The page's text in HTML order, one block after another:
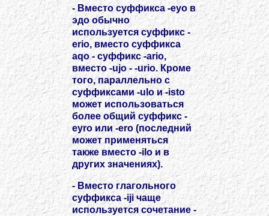
- Вместо суффикса -eyo в
эдо обычно
используется суффикс -
erio, вместо суффикса
aqo - суффикс -ario,
вместо -ujo - -urio. Кроме
того, параллельно с
суффиксами -ulo и -isto
может использоваться
более общий суффикс -
eyro или -ero (последний
может применяться
также вместо -ilo и в
других значениях).
- Вместо глагольного
суффикса -iji чаще
используется сочетание -